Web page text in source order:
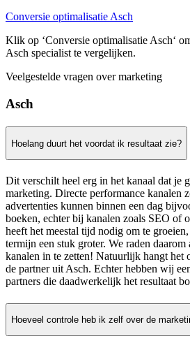
Conversie optimalisatie Asch
Klik op ‘Conversie optimalisatie Asch‘
Asch specialist te vergelijken.
Veelgestelde vragen over marketing
Asch
Hoelang duurt het voordat ik resultaat zie?
Dit verschilt heel erg in het kanaal dat je
marketing. Directe performance kanalen
advertenties kunnen binnen een dag
boeken, echter bij kanalen zoals SEO of
heeft het meestal tijd nodig om te
termijn een stuk groter. We raden
kanalen in te zetten! Natuurlijk hangt het
de partner uit Asch. Echter hebben wij
partners die daadwerkelijk het resultaat
Hoeveel controle heb ik zelf over de